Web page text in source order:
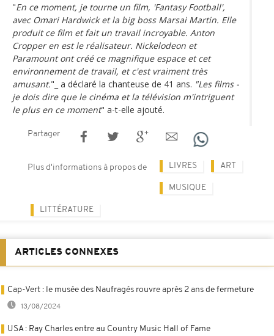
"En ce moment, je tourne un film, 'Fantasy Football',
avec Omari Hardwick et la big boss Marsai Martin. Elle
produit ce film et fait un travail incroyable. Anton
Cropper en est le réalisateur. Nickelodeon et
Paramount ont créé ce magnifique espace et cet
environnement de travail, et c'est vraiment très
amusant."_ a déclaré la chanteuse de 41 ans. "Les films -
je dois dire que le cinéma et la télévision m'intriguent
le plus en ce moment" a-t-elle ajouté.
Partager
Plus d'informations à propos de LIVRES ART
MUSIQUE
LITTÉRATURE
ARTICLES CONNEXES
Cap-Vert : le musée des Naufragés rouvre après 2 ans de fermeture
13/08/2024
USA : Ray Charles entre au Country Music Hall of Fame